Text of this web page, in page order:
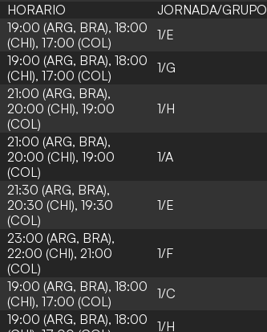
HORARIO
JORNADA/GRUPO
19:00 (ARG, BRA), 18:00
(CHI), 17:00 (COL)
1/E
19:00 (ARG, BRA), 18:00
(CHI), 17:00 (COL)
1/G
21:00 (ARG, BRA),
20:00 (CHI), 19:00
(COL)
1/H
21:00 (ARG, BRA),
20:00 (CHI), 19:00
(COL)
1/A
21:30 (ARG, BRA),
20:30 (CHI), 19:30
(COL)
1/E
23:00 (ARG, BRA),
22:00 (CHI), 21:00
(COL)
1/F
19:00 (ARG, BRA), 18:00
(CHI), 17:00 (COL)
1/C
19:00 (ARG, BRA), 18:00
1/H